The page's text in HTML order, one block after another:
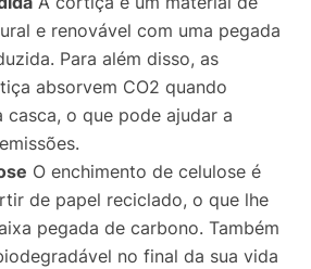
e renovável com uma pegada
Para além disso, as
absorvem CO2 quando
casca, o que pode ajudar a
O enchimento de celulose é
de papel reciclado, o que lhe
pegada de carbono. Também
no final da sua vida